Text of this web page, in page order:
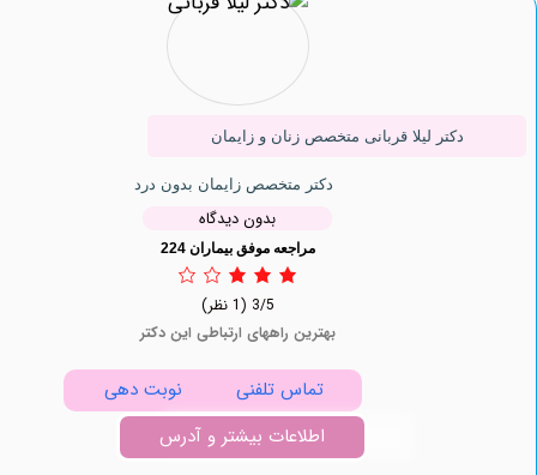
دکتر لیلا قربانی متخصص زنان و زایمان
دکتر متخصص زایمان بدون درد
بدون دیدگاه
مراجعه موفق بیماران 224
بهترین راههای ارتباطی این دکتر
تماس تلفنی
نوبت دهی
اطلاعات بیشتر و آدرس